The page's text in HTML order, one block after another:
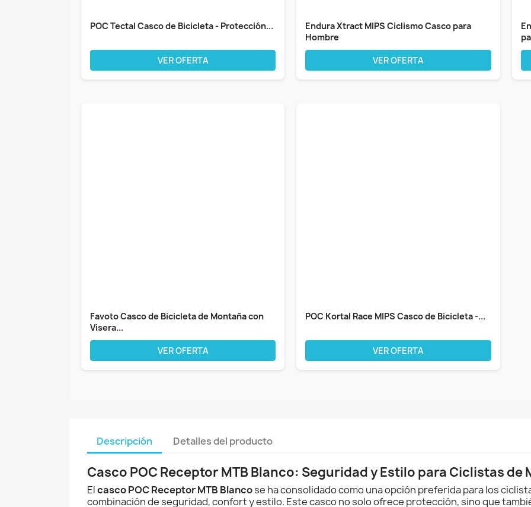
POC Tectal Casco de Bicicleta - Protección...
VER OFERTA
Endura Xtract MIPS Ciclismo Casco para
Hombre
VER OFERTA
Favoto Casco de Bicicleta de Montaña con
Visera...
VER OFERTA
POC Kortal Race MIPS Casco de Bicicleta -...
VER OFERTA
Descripción Detalles del producto
Casco POC Receptor MTB Blanco: Seguridad y Estilo para Ciclistas de
Elcasco POC Receptor MTB Blancose ha consolidado como una opción preferida para los
combinación de seguridad, confort y estilo. Este casco no solo ofrece protección, sino que